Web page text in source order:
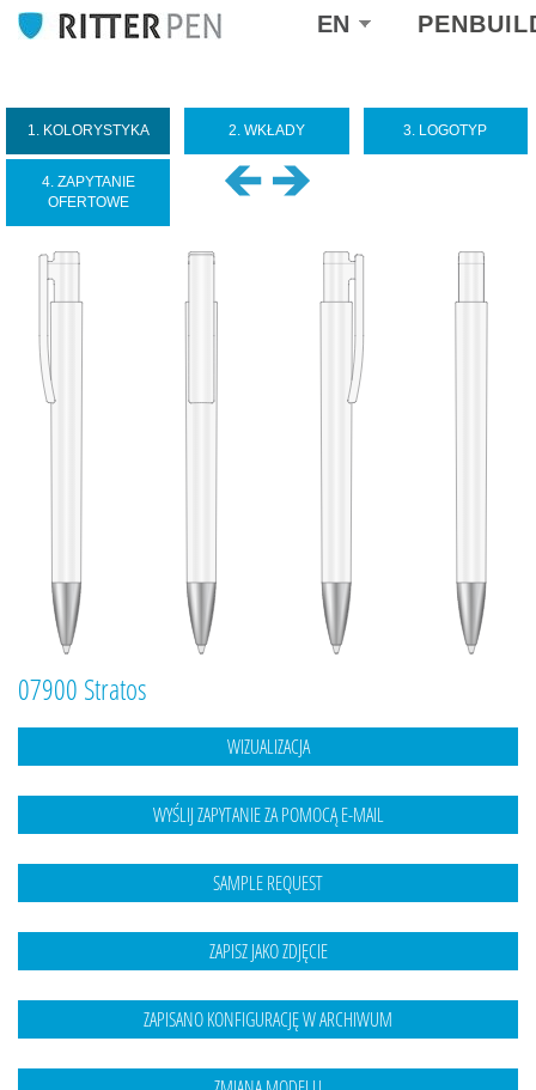
Select
yourEN
1. KOLORYSTYKA 2. WKŁADY 3. LOGOTYP
4. ZAPYTANIE
OFERTOWE
07900 Stratos